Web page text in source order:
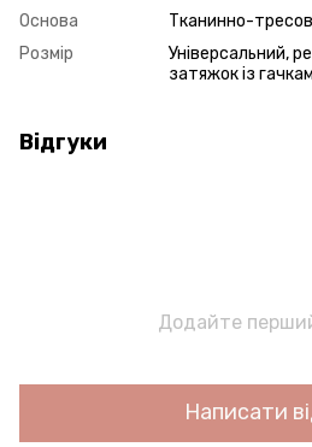
Основа
Тканинно-
Розмір
Універсальний,
затяжок із
Відгуки
Додайте
Написати